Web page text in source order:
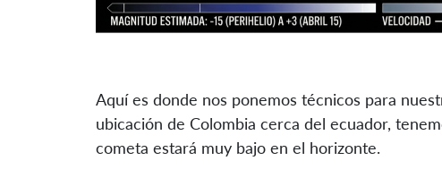
Aquí es donde nos ponemos técnicos para
ubicación de Colombia cerca del ecuador,
cometa estará muy bajo en el horizonte.